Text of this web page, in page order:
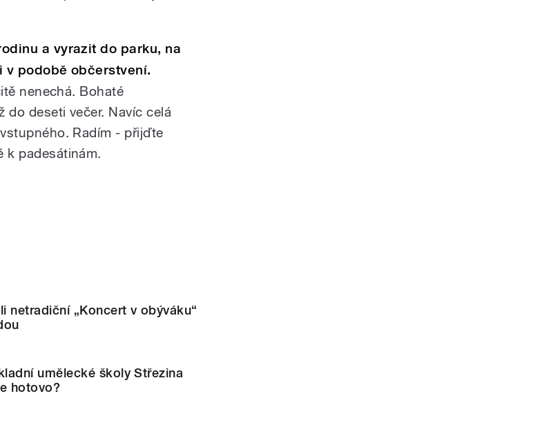
a vyrazit do parku, na
v podobě občerstvení.
nenechá. Bohaté
do deseti večer. Navíc celá
Radím - přijďte
k padesátinám.
netradiční „Koncert v obýváku“
umělecké školy Střezina
hotovo?